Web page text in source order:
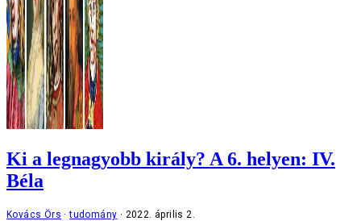
Ki a legnagyobb király? A 6. helyen: IV.
Béla
Kovács Örs tudomány 2022. április 2.